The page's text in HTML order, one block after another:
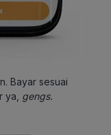
Bayar sesuai
ya, gengs.